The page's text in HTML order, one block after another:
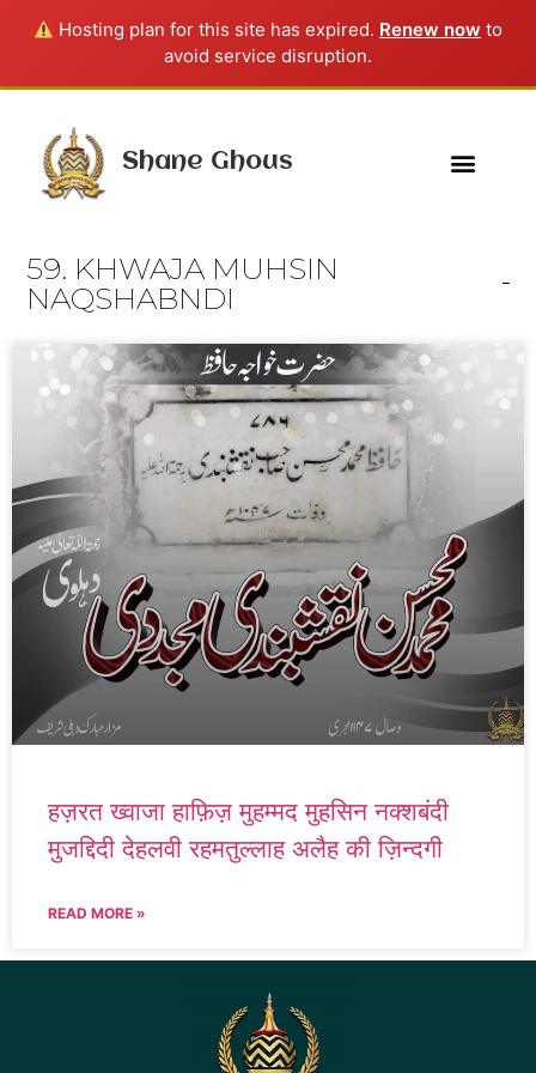
Hosting plan for this site has expired. Renew now to
avoid service disruption.
Shane Ghous
59. KHWAJA MUHSIN
NAQSHABNDI
हज़रत ख्वाजा हाफ़िज़ मुहम्मद मुहसिन नक्शबंदी
मुजद्दिदी देहलवी रहमतुल्लाह अलैह की ज़िन्दगी
READ MORE »